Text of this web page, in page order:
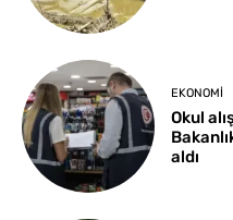
EKONOMI
Okul
aldı